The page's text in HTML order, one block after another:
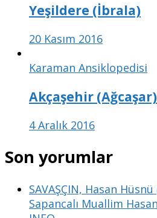
Yeşildere (İbrala)
20 Kasım 2016
Karaman Ansiklopedisi
Akçaşehir (Ağcaşar)
4 Aralık 2016
Son yorumlar
SAVAŞÇIN, Hasan Hüsnü
Sapancalı Muallim